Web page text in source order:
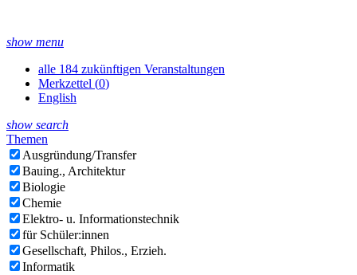
show menu
alle 184 zukünftigen Veranstaltungen
Merkzettel (0)
English
show search
Themen
Ausgründung/Transfer
Bauing., Architektur
Biologie
Chemie
Elektro- u. Informationstechnik
für Schüler:innen
Gesellschaft, Philos., Erzieh.
Informatik